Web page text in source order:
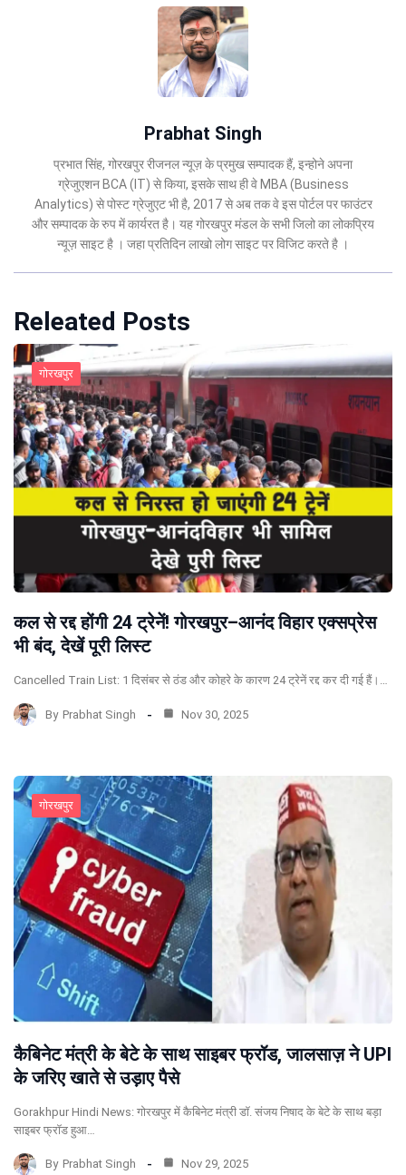
Prabhat Singh
प्रभात सिंह, गोरखपुर रीजनल न्यूज़ के प्रमुख सम्पादक हैं, इन्होने अपना
ग्रेजुएशन BCA (IT) से किया, इसके साथ ही वे MBA (Business
Analytics) से पोस्ट ग्रेजुएट भी है, 2017 से अब तक वे इस पोर्टल पर फाउंटर
और सम्पादक के रुप में कार्यरत है। यह गोरखपुर मंडल के सभी जिलो का लोकप्रिय
न्यूज़ साइट है । जहा प्रतिदिन लाखो लोग साइट पर विजिट करते है ।
Releated Posts
गोरखपुर
कल से रद्द होंगी 24 ट्रेनें! गोरखपुर–आनंद विहार एक्सप्रेस
भी बंद, देखें पूरी लिस्ट
Cancelled Train List: 1 दिसंबर से ठंड और कोहरे के कारण 24 ट्रेनें रद्द कर दी गई हैं।…
By Prabhat Singh Nov 30, 2025
गोरखपुर
कैबिनेट मंत्री के बेटे के साथ साइबर फ्रॉड, जालसाज़ ने UPI
के जरिए खाते से उड़ाए पैसे
Gorakhpur Hindi News: गोरखपुर में कैबिनेट मंत्री डॉ. संजय निषाद के बेटे के साथ बड़ा
साइबर फ्रॉड हुआ…
By Prabhat Singh Nov 29, 2025